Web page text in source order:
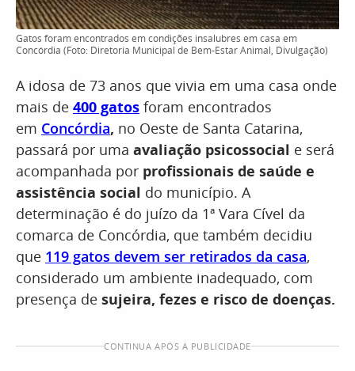
Gatos foram encontrados em condições insalubres em casa em
Concórdia (Foto: Diretoria Municipal de Bem-Estar Animal, Divulgação)
A idosa de 73 anos que vivia em uma casa onde
mais de 400 gatos foram encontrados
em Concórdia, no Oeste de Santa Catarina,
passará por uma avaliação psicossocial e será
acompanhada por profissionais de saúde e
assistência social do município. A
determinação é do juízo da 1ª Vara Cível da
comarca de Concórdia, que também decidiu
que 119 gatos devem ser retirados da casa,
considerado um ambiente inadequado, com
presença de sujeira, fezes e risco de doenças.
CONTINUA APÓS A PUBLICIDADE